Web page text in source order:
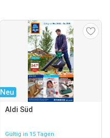
Neu
Aldi Süd
Gültig in 15 Tagen